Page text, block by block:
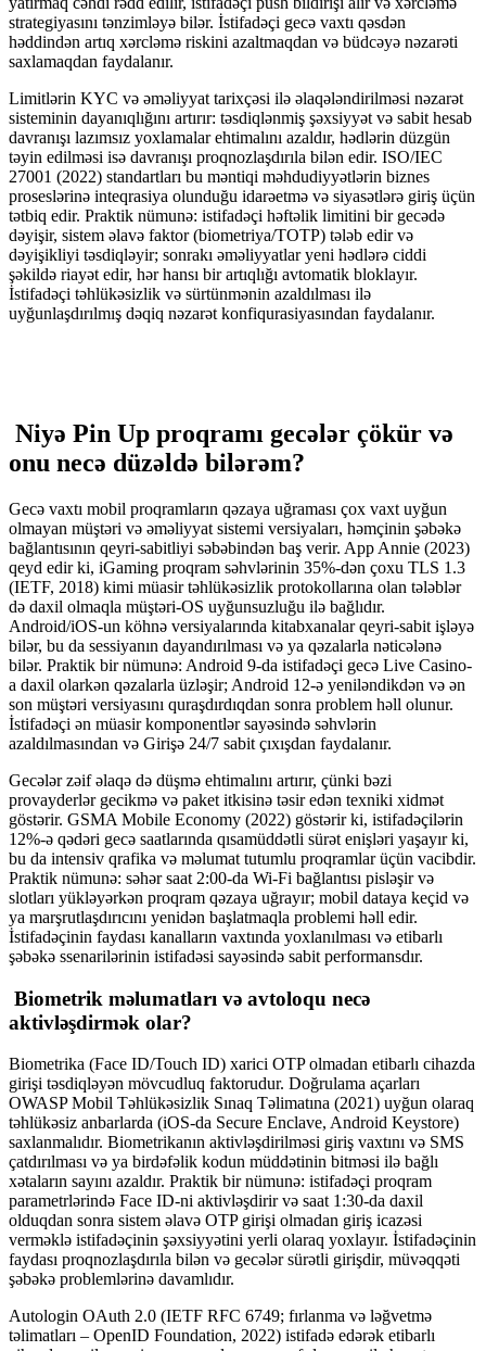
strategiyasını tənzimləyə bilər. İstifadəçi gecə vaxtı qəsdən
həddindən artıq xərcləmə riskini azaltmaqdan və büdcəyə nəzarəti
saxlamaqdan faydalanır.
Limitlərin KYC və əməliyyat tarixçəsi ilə əlaqələndirilməsi nəzarət
sisteminin dayanıqlığını artırır: təsdiqlənmiş şəxsiyyət və sabit hesab
davranışı lazımsız yoxlamalar ehtimalını azaldır, hədlərin düzgün
təyin edilməsi isə davranışı proqnozlaşdırıla bilən edir. ISO/IEC
27001 (2022) standartları bu məntiqi məhdudiyyətlərin biznes
proseslərinə inteqrasiya olunduğu idarəetmə və siyasətlərə giriş üçün
tətbiq edir. Praktik nümunə: istifadəçi həftəlik limitini bir gecədə
dəyişir, sistem əlavə faktor (biometriya/TOTP) tələb edir və
dəyişikliyi təsdiqləyir; sonrakı əməliyyatlar yeni hədlərə ciddi
şəkildə riayət edir, hər hansı bir artıqlığı avtomatik bloklayır.
İstifadəçi təhlükəsizlik və sürtünmənin azaldılması ilə
uyğunlaşdırılmış dəqiq nəzarət konfiqurasiyasından faydalanır.
Niyə Pin Up proqramı gecələr çökür və
onu necə düzəldə bilərəm?
Gecə vaxtı mobil proqramların qəzaya uğraması çox vaxt uyğun
olmayan müştəri və əməliyyat sistemi versiyaları, həmçinin şəbəkə
bağlantısının qeyri-sabitliyi səbəbindən baş verir. App Annie (2023)
qeyd edir ki, iGaming proqram səhvlərinin 35%-dən çoxu TLS 1.3
(IETF, 2018) kimi müasir təhlükəsizlik protokollarına olan tələblər
də daxil olmaqla müştəri-OS uyğunsuzluğu ilə bağlıdır.
Android/iOS-un köhnə versiyalarında kitabxanalar qeyri-sabit işləyə
bilər, bu da sessiyanın dayandırılması və ya qəzalarla nəticələnə
bilər. Praktik bir nümunə: Android 9-da istifadəçi gecə Live Casino-
a daxil olarkən qəzalarla üzləşir; Android 12-ə yeniləndikdən və ən
son müştəri versiyasını quraşdırdıqdan sonra problem həll olunur.
İstifadəçi ən müasir komponentlər sayəsində səhvlərin
azaldılmasından və Girişə 24/7 sabit çıxışdan faydalanır.
Gecələr zəif əlaqə də düşmə ehtimalını artırır, çünki bəzi
provayderlər gecikmə və paket itkisinə təsir edən texniki xidmət
göstərir. GSMA Mobile Economy (2022) göstərir ki, istifadəçilərin
12%-ə qədəri gecə saatlarında qısamüddətli sürət enişləri yaşayır ki,
bu da intensiv qrafika və məlumat tutumlu proqramlar üçün vacibdir.
Praktik nümunə: səhər saat 2:00-da Wi-Fi bağlantısı pisləşir və
slotları yükləyərkən proqram qəzaya uğrayır; mobil dataya keçid və
ya marşrutlaşdırıcını yenidən başlatmaqla problemi həll edir.
İstifadəçinin faydası kanalların vaxtında yoxlanılması və etibarlı
şəbəkə ssenarilərinin istifadəsi sayəsində sabit performansdır.
Biometrik məlumatları və avtoloqu necə
aktivləşdirmək olar?
Biometrika (Face ID/Touch ID) xarici OTP olmadan etibarlı cihazda
girişi təsdiqləyən mövcudluq faktorudur. Doğrulama açarları
OWASP Mobil Təhlükəsizlik Sınaq Təlimatına (2021) uyğun olaraq
təhlükəsiz anbarlarda (iOS-da Secure Enclave, Android Keystore)
saxlanmalıdır. Biometrikanın aktivləşdirilməsi giriş vaxtını və SMS
çatdırılması və ya birdəfəlik kodun müddətinin bitməsi ilə bağlı
xətaların sayını azaldır. Praktik bir nümunə: istifadəçi proqram
parametrlərində Face ID-ni aktivləşdirir və saat 1:30-da daxil
olduqdan sonra sistem əlavə OTP girişi olmadan giriş icazəsi
verməklə istifadəçinin şəxsiyyətini yerli olaraq yoxlayır. İstifadəçinin
faydası proqnozlaşdırıla bilən və gecələr sürətli girişdir, müvəqqəti
şəbəkə problemlərinə davamlıdır.
Autologin OAuth 2.0 (IETF RFC 6749; fırlanma və ləğvetmə
təlimatları – OpenID Foundation, 2022) istifadə edərək etibarlı